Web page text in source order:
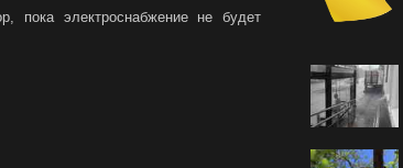
пока электроснабжение не будет